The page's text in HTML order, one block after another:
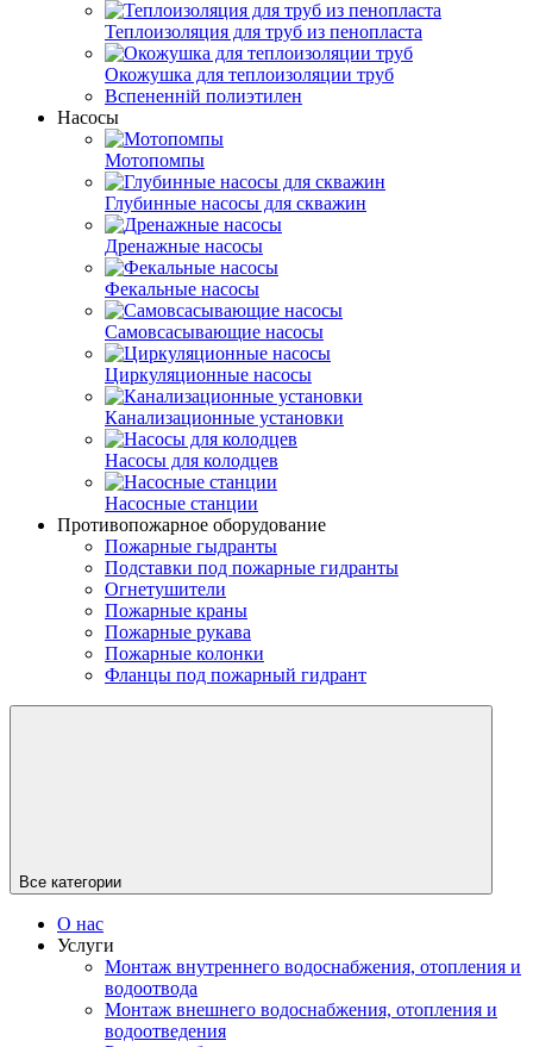
Теплоизоляция для труб из пенопласта
Окожушка для теплоизоляции труб
Вспененній полиэтилен
Насосы
Мотопомпы
Глубинные насосы для скважин
Дренажные насосы
Фекальные насосы
Самовсасывающие насосы
Циркуляционные насосы
Канализационные установки
Насосы для колодцев
Насосные станции
Противопожарное оборудование
Пожарные гыдранты
Подставки под пожарные гидранты
Огнетушители
Пожарные краны
Пожарные рукава
Пожарные колонки
Фланцы под пожарный гидрант
Все категории
О нас
Услуги
Монтаж внутреннего водоснабжения, отопления и
водоотвода
Монтаж внешнего водоснабжения, отопления и
водоотведения